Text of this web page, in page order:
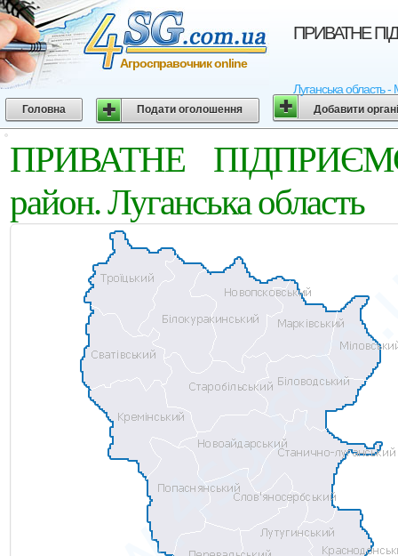
ПРИВАТНЕ
Луганська область -
Агросправочник online
Головна Подати оголошення Добавити
ПРИВАТНЕ
район. Луганська область